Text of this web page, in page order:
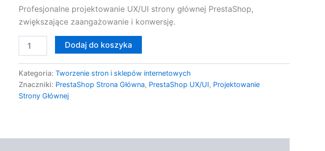
Profesjonalne projektowanie UX/UI strony głównej PrestaShop,
zwiększające zaangażowanie i konwersję.
Dodaj do koszyka
Kategoria: Tworzenie stron i sklepów internetowych
Znaczniki: PrestaShop Strona Główna, PrestaShop UX/UI, Projektowanie
Strony Głównej